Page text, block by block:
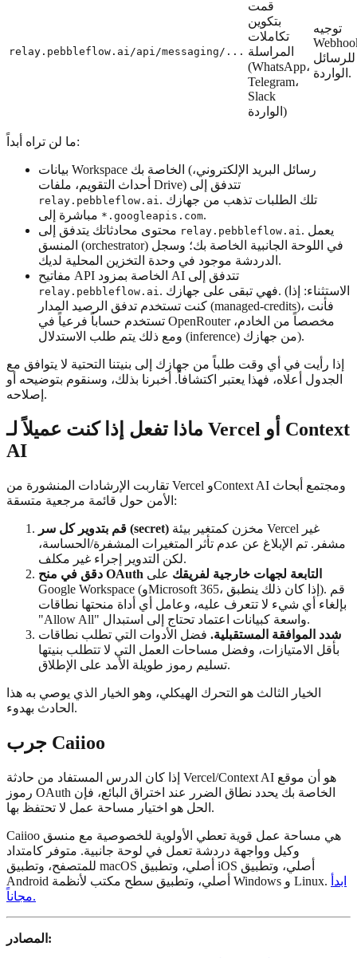
relay.pebbleflow.ai/api/messaging/...
قمت
بتكوين
تكاملات
المراسلة
(WhatsApp،
Telegram،
Slack
الواردة)
توجيه
للرسائل
الواردة.
ما لن تراه أبداً:
بيانات Workspace الخاصة بك (رسائل البريد الإلكتروني،
أحداث التقويم، ملفات Drive) تتدفق إلى
relay.pebbleflow.ai. تلك الطلبات تذهب من جهازك
*.googleapis.com.
relay.pebbleflow.ai. يعمل
المنسق (orchestrator) في اللوحة الجانبية الخاصة بك؛ وسجل
الدردشة موجود في وحدة التخزين المحلية لديك.
مفاتيح API الخاصة بمزود AI تتدفق إلى
relay.pebbleflow.ai. فهي تبقى على جهازك. (الاستثناء: إذا
كنت تستخدم تدفق الرصيد المدار (managed-credits)، فأنت
تستخدم حساباً فرعياً في OpenRouter مخصصاً من الخادم،
ومع ذلك يتم طلب الاستدلال (inference) من جهازك).
إذا رأيت في أي وقت طلباً من جهازك إلى بنيتنا التحتية لا يتوافق مع
الجدول أعلاه، فهذا يعتبر اكتشافاً. أخبرنا بذلك، وسنقوم بتوضيحه أو
إصلاحه.
ماذا تفعل إذا كنت عميلاً لـ Vercel أو Context
AI
تقاربت الإرشادات المنشورة من Vercel وContext AI ومجتمع أبحاث
الأمن حول قائمة مرجعية متسقة:
قم بتدوير كل سر (secret)
مشفر. تم الإبلاغ عن عدم تأثر المتغيرات المشفرة/الحساسة،
لكن التدوير إجراء غير مكلف.
دقق في منح OAuth التابعة لجهات خارجية لفريقك على
Google Workspace (وMicrosoft 365، إذا كان ذلك ينطبق). قم
بإلغاء أي شيء لا تتعرف عليه، وعامل أي أداة منحتها نطاقات
"Allow All" واسعة كبيانات اعتماد تحتاج إلى استبدال.
شدد الموافقة المستقبلية. فضل الأدوات التي تطلب نطاقات
بأقل الامتيازات، وفضل مساحات العمل التي لا تتطلب بنيتها
تسليم رموز طويلة الأمد على الإطلاق.
الخيار الثالث هو التحرك الهيكلي، وهو الخيار الذي يوصي به هذا
الحادث بهدوء.
جرب Caiioo
إذا كان الدرس المستفاد من حادثة Vercel/Context AI هو أن موقع
رموز OAuth الخاصة بك يحدد نطاق الضرر عند اختراق البائع، فإن
الحل هو اختيار مساحة عمل لا تحتفظ بها.
Caiioo هي مساحة عمل قوية تعطي الأولوية للخصوصية مع منسق
وكيل وواجهة دردشة تعمل في لوحة جانبية. متوفر كامتداد
للمتصفح، وتطبيق macOS أصلي، وتطبيق iOS أصلي، وتطبيق
Android أصلي، وتطبيق سطح مكتب لأنظمة Windows و Linux. ابدأ
مجاناً.
المصادر: